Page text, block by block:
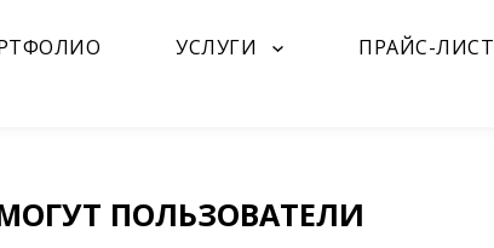
УСЛУГИ ПРАЙС-ЛИСТ
ПОЛЬЗОВАТЕЛИ